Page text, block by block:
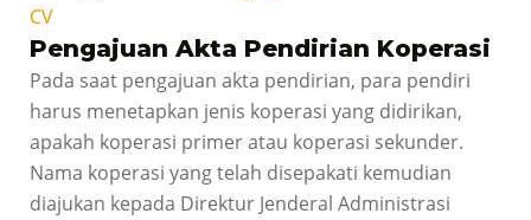
CV
Pengajuan Akta Pendirian Koperasi
Pada saat pengajuan akta pendirian, para pendiri
harus menetapkan jenis koperasi yang didirikan,
apakah koperasi primer atau koperasi sekunder.
Nama koperasi yang telah disepakati kemudian
diajukan kepada Direktur Jenderal Administrasi